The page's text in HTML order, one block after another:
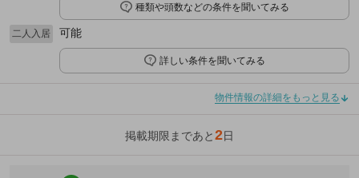
種類や頭数などの条件を聞いてみる
二人入居 可能
詳しい条件を聞いてみる
物件情報の詳細をもっと見る
掲載期限まであと2日